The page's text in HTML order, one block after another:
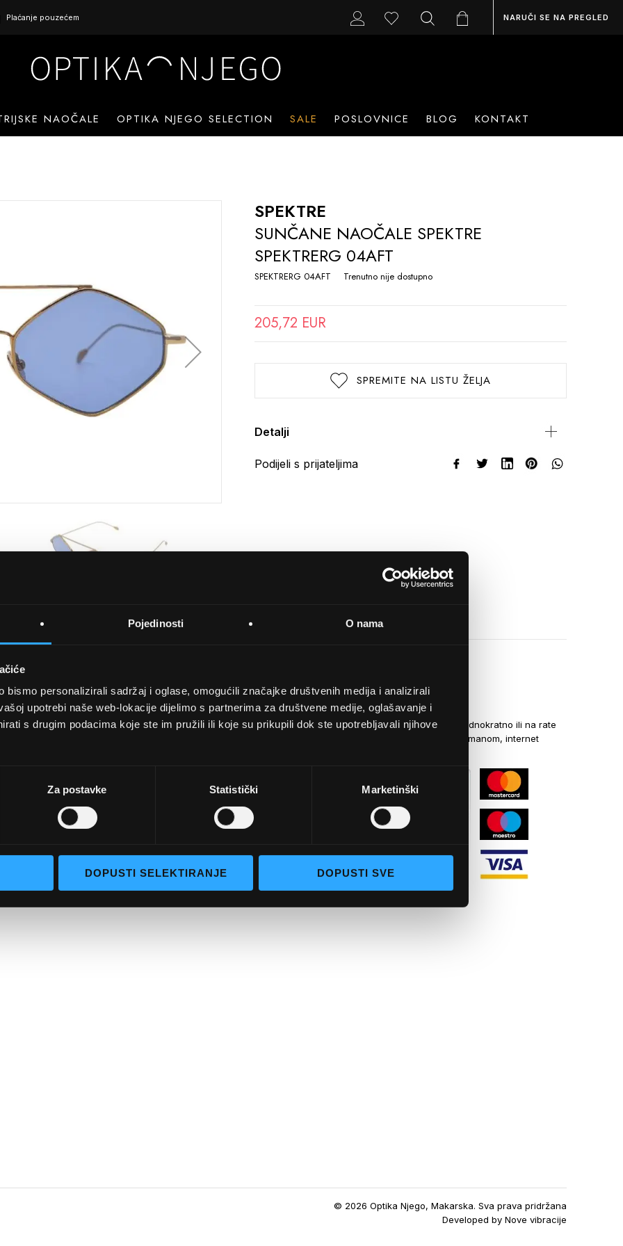
Pojedinosti O nama
bismo personalizirali sadržaj i oglase, omogućili značajke društvenih medija i analizirali
upotrebi naše web-lokacije dijelimo s partnerima za društvene medije, oglašavanje i
s drugim podacima koje ste im pružili ili koje su prikupili dok ste upotrebljavali njihove
Za postavke Statistički Marketinški
DOPUSTI SELEKTIRANJE DOPUSTI SVE
Plaćanje pouzećem NARUČI SE NA PREGLED
NAOČALE OPTIKA NJEGO SELECTION SALE POSLOVNICE BLOG KONTAKT
SPEKTRE
SUNČANE NAOČALE SPEKTRE
SPEKTRERG 04AFT
SPEKTRERG 04AFT Trenutno nije dostupno
205,72 EUR
SPREMITE NA LISTU ŽELJA
Detalji
Podijeli s prijateljima
selection
UVJETI KUPNJE
Opći uvjeti poslovanja
Napredno pretraživanje
Narudžbe i povrati
NAČINI PLAĆANJA
Kreditnim karticama jednokratno ili na rate
općom uplatnicom, virmanom, internet
© 2026 Optika Njego, Makarska. Sva prava pridržana
Developed byNove vibracije